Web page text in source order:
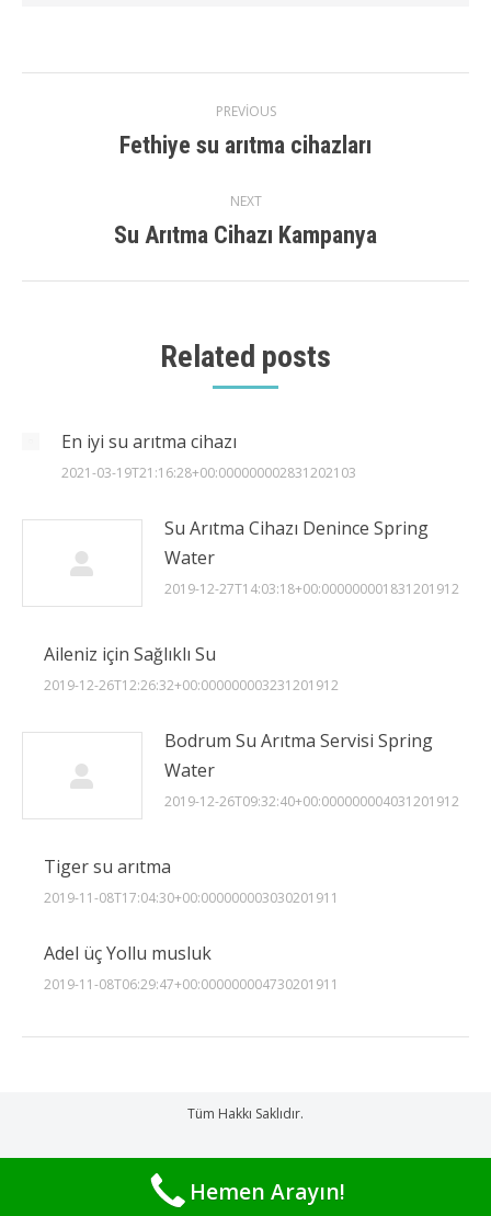
navigation
PREVIOUS
Previous
Fethiye su arıtma cihazları
NEXT
Next
Su Arıtma Cihazı Kampanya
Related posts
En iyi su arıtma cihazı
2021-03-19T21:16:28+00:000000002831202103
Su Arıtma Cihazı Denince Spring
Water
2019-12-27T14:03:18+00:000000001831201912
Aileniz için Sağlıklı Su
2019-12-26T12:26:32+00:000000003231201912
Bodrum Su Arıtma Servisi Spring
Water
2019-12-26T09:32:40+00:000000004031201912
Tiger su arıtma
2019-11-08T17:04:30+00:000000003030201911
Adel üç Yollu musluk
2019-11-08T06:29:47+00:000000004730201911
Tüm Hakkı Saklıdır.
Hemen Arayın!